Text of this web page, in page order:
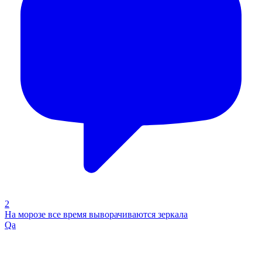
2
На морозе все время выворачиваются зеркала
Qa